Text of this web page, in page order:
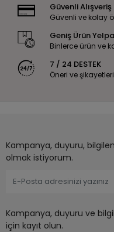
Güvenli Alışveriş
Güvenli ve kolay
Geniş Ürün
Binlerce ürün ve
7 / 24 DESTEK
Öneri ve
Kampanya, duyuru,
olmak istiyorum.
Kampanya, duyuru ve
için kayıt olun.